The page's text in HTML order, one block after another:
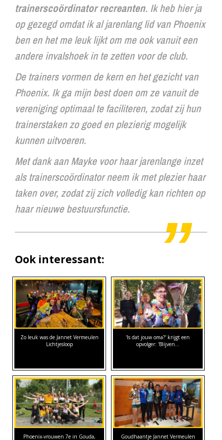
trainerscoördinator recreanten. Ik heb hier ja
op gezegd omdat ik al jarenlang lid van Phoenix
ben en het me leuk lijkt om me ook vanuit een
andere invalshoek in te zetten voor de club.
De trainers vormen de kern en het gezicht van
Phoenix. Ik ga mijn best doen om ze vanuit de
vereniging optimaal te faciliteren, zodat zij hun
trainerstaken zo goed en plezierig mogelijk
kunnen uitvoeren.
Met dank aan Mayke voor haar jarenlange inzet
als trainerscoördinator neem ik met plezier haar
taken over, zodat zij zich volledig kan richten op
haar nieuwe bestuursfunctie.
Ook interessant:
Zo leuk was de Jannet Vermeulen
Lichtjesloop
'Is dat jouw oma?' krijgt een
opvolger: 'Blijven…
Phoenix-vrouwen 7e in Gouda, Goudhaantje Jannet Vermeulen